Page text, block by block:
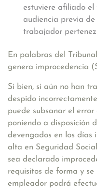
estuviere afiliado
audiencia previa de
trabajador
En palabras del
genera improcedencia
Si bien, si aún no han
despido
puede subsanar el error
poniendo a disposición
devengados en los días
alta en Seguridad
sea declarado
requisitos de forma y
empleador podrá